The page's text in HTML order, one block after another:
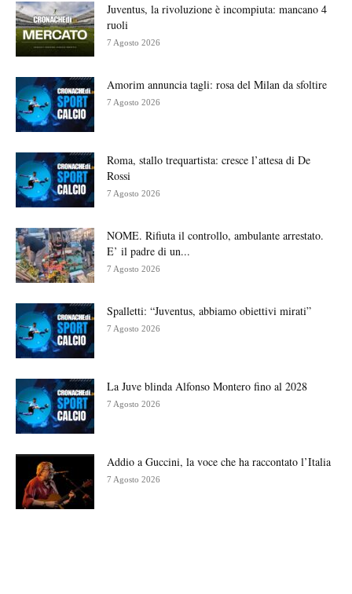
Juventus, la rivoluzione è incompiuta: mancano 4
ruoli
7 Agosto 2026
Amorim annuncia tagli: rosa del Milan da sfoltire
7 Agosto 2026
Roma, stallo trequartista: cresce l’attesa di De
Rossi
7 Agosto 2026
NOME. Rifiuta il controllo, ambulante arrestato.
E’ il padre di un...
7 Agosto 2026
Spalletti: “Juventus, abbiamo obiettivi mirati”
7 Agosto 2026
La Juve blinda Alfonso Montero fino al 2028
7 Agosto 2026
Addio a Guccini, la voce che ha raccontato l’Italia
7 Agosto 2026